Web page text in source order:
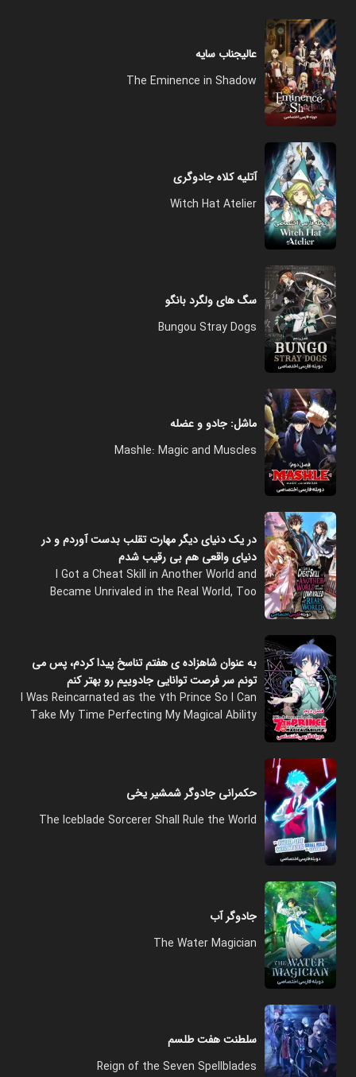
عالیجناب سایه
The Eminence in Shadow
آتلیه کلاه جادوگری
Witch Hat Atelier
سگ های ولگرد بانگو
Bungou Stray Dogs
ماشل: جادو و عضله
Mashle: Magic and Muscles
در یک دنیای دیگر مهارت تقلب بدست آوردم و در
دنیای واقعی هم بی رقیب شدم
I Got a Cheat Skill in Another World and
Became Unrivaled in the Real World, Too
به عنوان شاهزاده‌ ی هفتم تناسخ پیدا کردم، پس می
‌تونم سر فرصت توانایی جادوییم رو بهتر کنم
I Was Reincarnated as the 7th Prince So I Can
Take My Time Perfecting My Magical Ability
حکمرانی جادوگر شمشیر یخی
The Iceblade Sorcerer Shall Rule the World
جادوگر آب
The Water Magician
سلطنت هفت طلسم
Reign of the Seven Spellblades